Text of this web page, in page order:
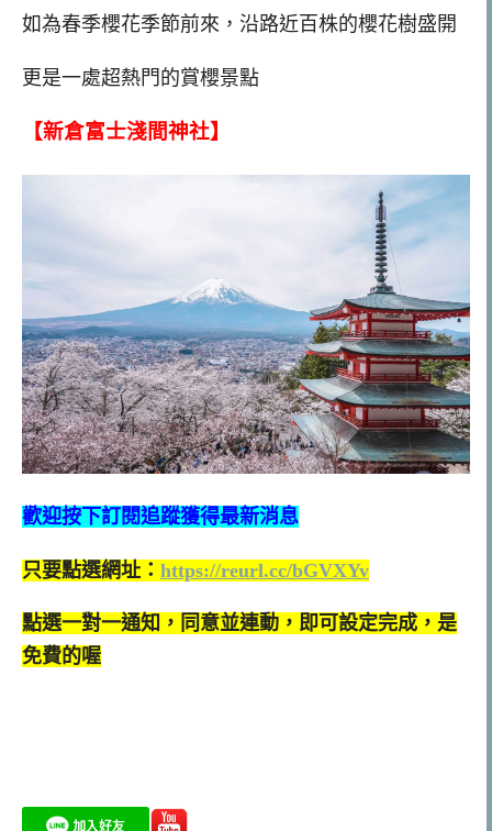
如為春季櫻花季節前來，沿路近百株的櫻花樹盛開
更是一處超熱門的賞櫻景點
【新倉富士淺間神社】
歡迎按下訂閱追蹤獲得最新消息
只要點選網址： https://reurl.cc/bGVXYv
點選一對一通知，同意並連動，即可設定完成，是
免費的喔